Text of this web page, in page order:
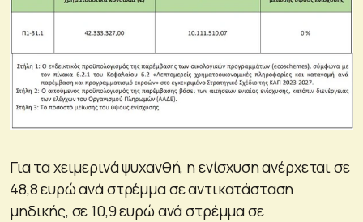
Για τα χειμερινά ψυχανθή, η ενίσχυση ανέρχεται σε
48,8 ευρώ ανά στρέμμα σε αντικατάσταση
μηδικής, σε 10,9 ευρώ ανά στρέμμα σε